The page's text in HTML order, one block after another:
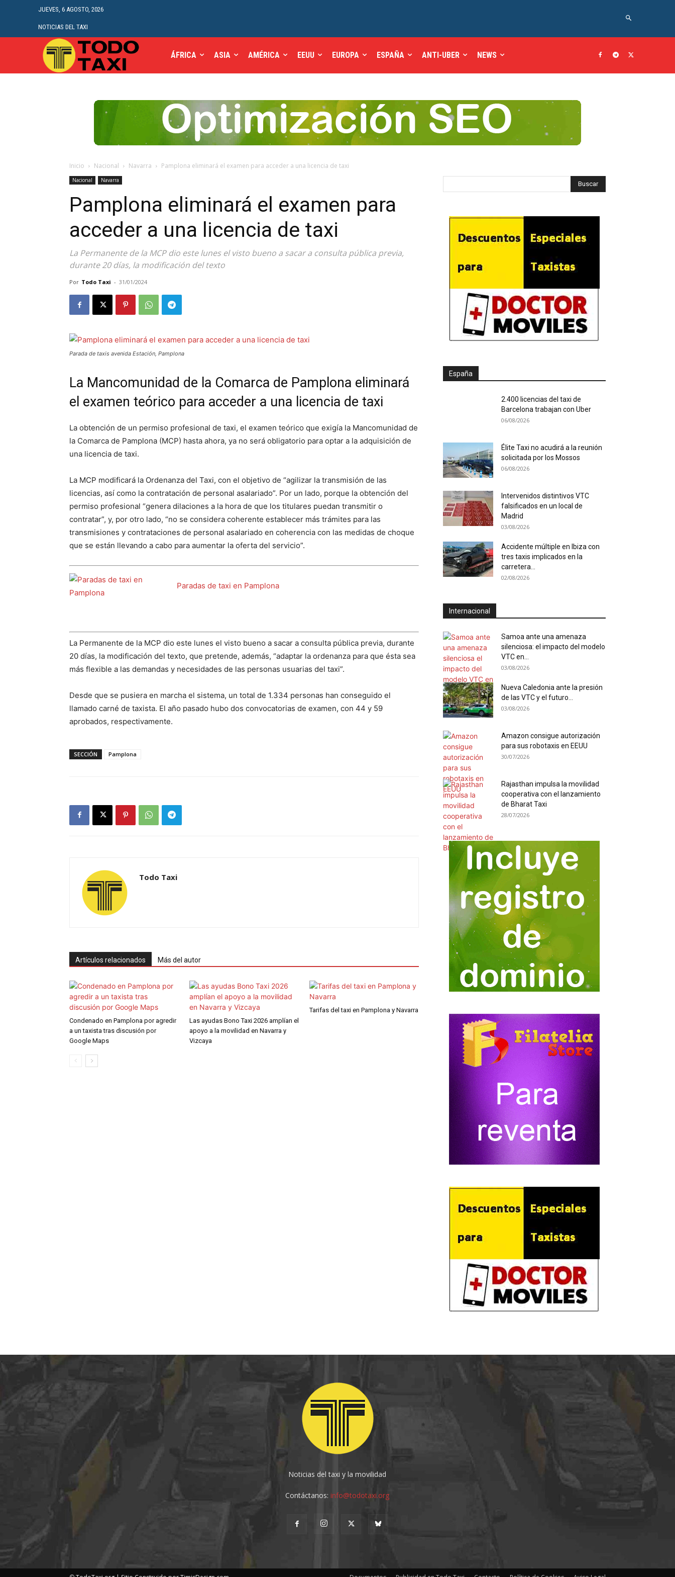
JUEVES, 6 AGOSTO, 2026
NOTICIAS DEL TAXI
ÁFRICA ASIA AMÉRICA EEUU EUROPA ESPAÑA ANTI-UBER NEWS
Inicio Nacional Navarra Pamplona eliminará el examen para acceder a una licencia de taxi
Nacional Navarra
Pamplona eliminará el examen para
acceder a una licencia de taxi
La Permanente de la MCP dio este lunes el visto bueno a sacar a consulta pública previa,
durante 20 días, la modificación del texto
Por Todo Taxi - 31/01/2024
Parada de taxis avenida Estación, Pamplona
La Mancomunidad de la Comarca de Pamplona eliminará
el examen teórico para acceder a una licencia de taxi
La obtención de un permiso profesional de taxi, el examen teórico que exigía la Mancomunidad de
la Comarca de Pamplona (MCP) hasta ahora, ya no será obligatorio para optar a la adquisición de
una licencia de taxi.
La MCP modificará la Ordenanza del Taxi, con el objetivo de “agilizar la transmisión de las
licencias, así como la contratación de personal asalariado”. Por un lado, porque la obtención del
permiso profesional “genera dilaciones a la hora de que los titulares puedan transmitir o
contratar”, y, por otro lado, “no se considera coherente establecer más trámites para las
transmisiones y contrataciones de personal asalariado en coherencia con las medidas de choque
que se están llevando a cabo para aumentar la oferta del servicio”.
Paradas de taxi en Pamplona
La Permanente de la MCP dio este lunes el visto bueno a sacar a consulta pública previa, durante
20 días, la modificación del texto, que pretende, además, “adaptar la ordenanza para que ésta sea
más flexible a las demandas y necesidades de las personas usuarias del taxi”.
Desde que se pusiera en marcha el sistema, un total de 1.334 personas han conseguido el
llamado carné de taxista. El año pasado hubo dos convocatorias de examen, con 44 y 59
aprobados, respectivamente.
SECCIÓN Pamplona
Todo Taxi
Artículos relacionados Más del autor
Condenado en Pamplona por agredir
a un taxista tras discusión por
Google Maps
Las ayudas Bono Taxi 2026 amplían el
apoyo a la movilidad en Navarra y
Vizcaya
Tarifas del taxi en Pamplona y Navarra
España
2.400 licencias del taxi de
Barcelona trabajan con Uber
06/08/2026
Élite Taxi no acudirá a la reunión
solicitada por los Mossos
06/08/2026
Intervenidos distintivos VTC
falsificados en un local de
Madrid
03/08/2026
Accidente múltiple en Ibiza con
tres taxis implicados en la
carretera...
02/08/2026
Internacional
Samoa ante una amenaza
silenciosa: el impacto del modelo
VTC en...
03/08/2026
Nueva Caledonia ante la presión
de las VTC y el futuro...
03/08/2026
Amazon consigue autorización
para sus robotaxis en EEUU
30/07/2026
Rajasthan impulsa la movilidad
cooperativa con el lanzamiento
de Bharat Taxi
28/07/2026
Noticias del taxi y la movilidad
Contáctanos:info@todotaxi.org